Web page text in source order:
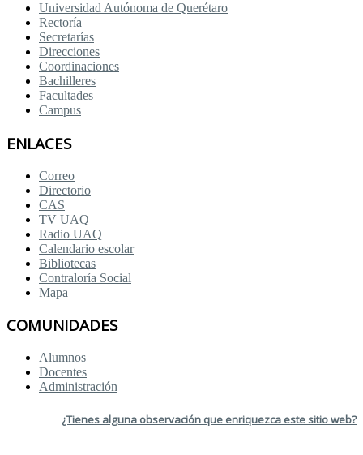
Universidad Autónoma de Querétaro
Rectoría
Secretarías
Direcciones
Coordinaciones
Bachilleres
Facultades
Campus
ENLACES
Correo
Directorio
CAS
TV UAQ
Radio UAQ
Calendario escolar
Bibliotecas
Contraloría Social
Mapa
COMUNIDADES
Alumnos
Docentes
Administración
¿Tienes alguna observación que enriquezca este sitio web?